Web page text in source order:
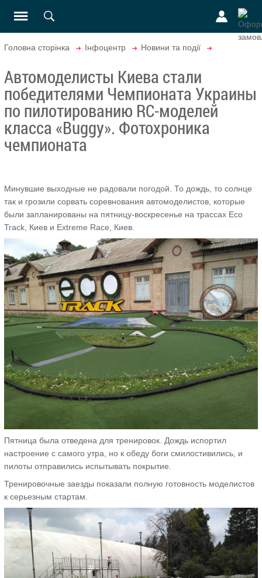
Головна сторінка Інфоцентр Новини та події
Автомоделисты Киева стали
победителями Чемпионата Украины
по пилотированию RC-моделей
класса «Buggy». Фотохроника
чемпионата
Минувшие выходные не радовали погодой. То дождь, то солнце
так и грозили сорвать соревнования автомоделистов, которые
были запланированы на пятницу-воскресенье на трассах Eco
Track, Киев и Extreme Race, Киев.
Пятница была отведена для тренировок. Дождь испортил
настроение с самого утра, но к обеду боги смилостивились, и
пилоты отправились испытывать покрытие.
Тренировочные заезды показали полную готовность моделистов
к серьезным стартам.